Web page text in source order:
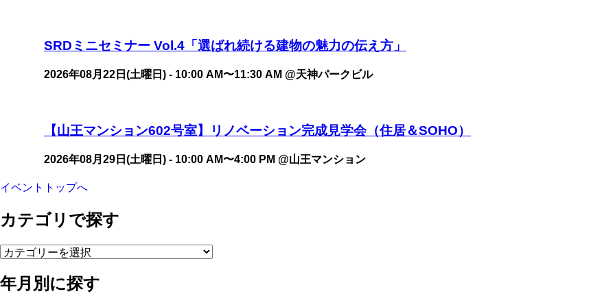
SRDミニセミナー Vol.4「選ばれ続ける建物の魅力の伝え方」
2026年08月22日(土曜日) - 10:00 AM〜11:30 AM @天神パークビル
【山王マンション602号室】リノベーション完成見学会（住居＆SOHO）
2026年08月29日(土曜日) - 10:00 AM〜4:00 PM @山王マンション
イベントトップへ
カテゴリで探す
カ
ゴ
年月別に探す